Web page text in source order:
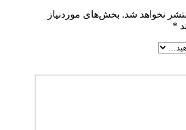
نخواهد شد. بخش‌های موردنیاز
*